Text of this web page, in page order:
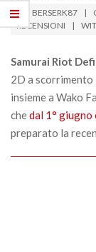
2022-
07-
BY: BERSERK87
RECENSIONI
Samurai Riot
2D a scorrimento
insieme a Wako
chedal 1°
preparato la